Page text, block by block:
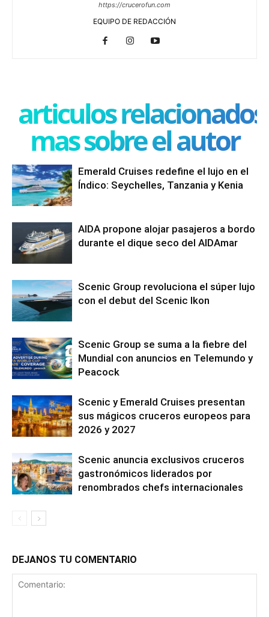
https://crucerofun.com
EQUIPO DE REDACCIÓN
articulos relacionados
mas sobre el autor
Emerald Cruises redefine el lujo en el
Índico: Seychelles, Tanzania y Kenia
AIDA propone alojar pasajeros a bordo
durante el dique seco del AIDAmar
Scenic Group revoluciona el súper lujo
con el debut del Scenic Ikon
Scenic Group se suma a la fiebre del
Mundial con anuncios en Telemundo y
Peacock
Scenic y Emerald Cruises presentan
sus mágicos cruceros europeos para
2026 y 2027
Scenic anuncia exclusivos cruceros
gastronómicos liderados por
renombrados chefs internacionales
DEJANOS TU COMENTARIO